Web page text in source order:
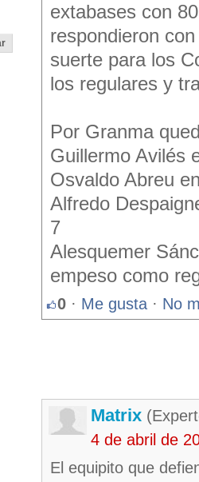
extabases con
respondieron
suerte para los
los regulares y
Por Granma
Guillermo Avilés
Osvaldo Abreu
Alfredo
7
Alesquemer
empeso como
0 · Me gusta · No
Matrix
4 de abril de
El equipito que